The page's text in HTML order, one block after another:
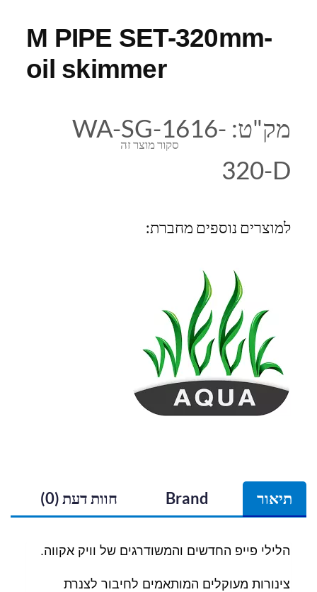
M PIPE SET-320mm-
oil skimmer
סקור מוצר זה
מק"ט: WA-SG-1616-
320-D
למוצרים נוספים מחברת:
תיאור Brand חוות דעת (0)
הלילי פייפ החדשים והמשודרגים של וויק אקווה.
צינורות מעוקלים המותאמים לחיבור לצנרת